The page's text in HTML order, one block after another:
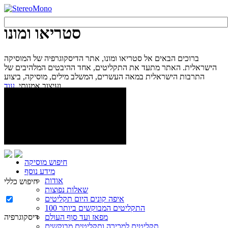
סטריאו ומונו
ברוכים הבאים אל סטריאו ומונו, אתר הדיסקוגרפיה של המוסיקה
הישראלית. האתר מתעד את התקליטים, אחד ההיבטים המלהיבים של
התרבות הישראלית במאה העשרים, המשלב מילים, מוסיקה, ביצוע
ועיצוב אמנותי.עוד...
חיפוש מוסיקה
מידע נוסף
אודות
שאלות נפוצות
איפה קונים היום תקליטים
100 התקליטים המבוקשים ביותר
מפאז ועד סוף העולם
תקליטים למכירה ותקליטים מבוקשים
חיפוש כללי
דיסקוגרפיה